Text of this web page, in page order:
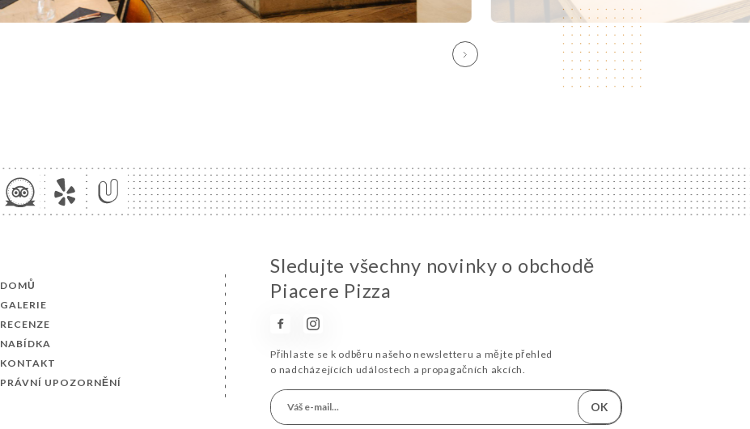
DOMŮ
GALERIE
RECENZE
NABÍDKA
KONTAKT
PRÁVNÍ UPOZORNĚNÍ
Sledujte všechny novinky o obchodě
Piacere Pizza
Přihlaste se k odběru našeho newsletteru a mějte přehled
o nadcházejících událostech a propagačních akcích.
OK